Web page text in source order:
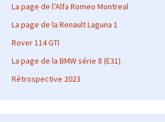
La page de l’Alfa Romeo Montreal
La page de la Renault Laguna 1
Rover 114 GTI
La page de la BMW série 8 (E31)
Rétrospective 2023